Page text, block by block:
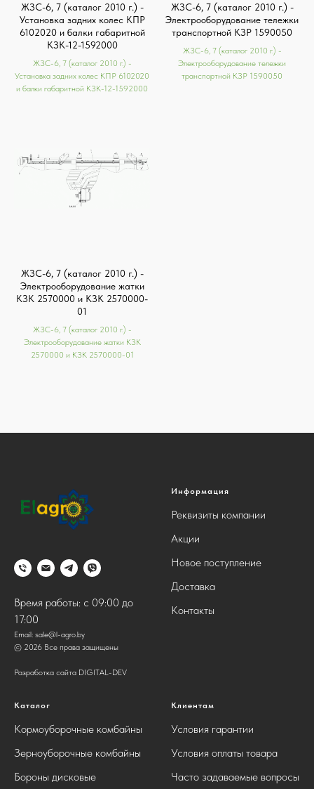
ЖЗС-6, 7 (каталог 2010 г.) -
Установка задних колес КПР
6102020 и балки габаритной
КЗК-12-1592000
ЖЗС-6, 7 (каталог 2010 г.) -
Установка задних колес КПР 6102020
и балки габаритной КЗК-12-1592000
ЖЗС-6, 7 (каталог 2010 г.) -
Электрооборудование тележки
транспортной КЗР 1590050
ЖЗС-6, 7 (каталог 2010 г.) -
Электрооборудование тележки
транспортной КЗР 1590050
ЖЗС-6, 7 (каталог 2010 г.) -
Электрооборудование жатки
КЗК 2570000 и КЗК 2570000-
01
ЖЗС-6, 7 (каталог 2010 г.) -
Электрооборудование жатки КЗК
2570000 и КЗК 2570000-01
Время работы: с 09:00 до
17:00
Email: sale@l-agro.by
© 2026 Все права защищены
Разработка сайта DIGITAL-DEV
Информация
Реквизиты компании
Акции
Новое поступление
Доставка
Контакты
Каталог
Кормоуборочные комбайны
Зерноуборочные комбайны
Бороны дисковые
Клиентам
Условия гарантии
Условия оплаты товара
Часто задаваемые вопросы